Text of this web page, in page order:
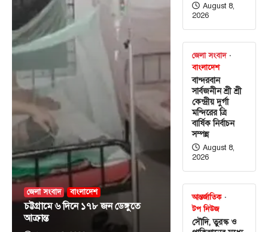
জেলা সংবাদ বাংলাদেশ
চট্টগ্রামে ৬ দিনে ১৭৮ জন ডেঙ্গুতে
আক্রান্ত
August 8,
2026
জেলা সংবাদ
বাংলাদেশ
বান্দরবান
সার্বজনীন শ্রী শ্রী
কেন্দ্রীয় দুর্গা
মন্দিরের ত্রি
বার্ষিক নির্বাচন
সম্পন্ন
August 8,
2026
আন্তর্জাতিক
টপ নিউজ
সৌদি, তুরস্ক ও
আন্তর্জাতিক